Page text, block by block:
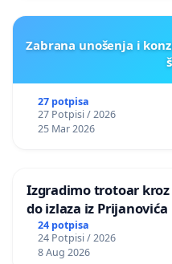
Zabrana unošenja i
27 potpisa
27 Potpisi / 2026
25 Mar 2026
Izgradimo trotoar
do izlaza iz Prijanovića
24 potpisa
24 Potpisi / 2026
8 Aug 2026